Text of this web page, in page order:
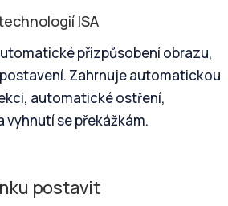
ISA
přizpůsobení obrazu,
Zahrnuje automatickou
automatické ostření,
vyhnutí se překážkám.
postavit